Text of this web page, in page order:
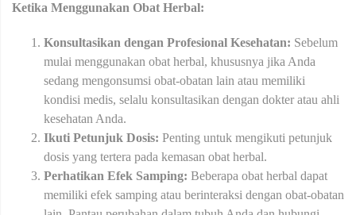
Ketika Menggunakan Obat Herbal:
Konsultasikan dengan Profesional Kesehatan: Sebelum
mulai menggunakan obat herbal, khususnya jika Anda
sedang mengonsumsi obat-obatan lain atau memiliki
kondisi medis, selalu konsultasikan dengan dokter atau ahli
kesehatan Anda.
Ikuti Petunjuk Dosis: Penting untuk mengikuti petunjuk
dosis yang tertera pada kemasan obat herbal.
Perhatikan Efek Samping: Beberapa obat herbal dapat
memiliki efek samping atau berinteraksi dengan obat-obatan